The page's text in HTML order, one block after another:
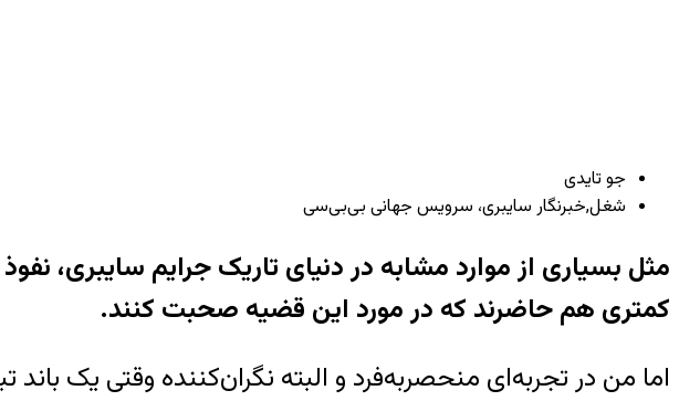
جو تایدی
شغل,خبرنگار سایبری، سرویس جهانی بی‌بی‌سی
مثل بسیاری از موارد مشابه در دنیای تاریک جرایم سایبری،
کمتری هم حاضرند که در مورد این قضیه صحبت کنند.
اما من در تجربه‌ای منحصربه‌فرد و البته نگران‌کننده وقتی یک